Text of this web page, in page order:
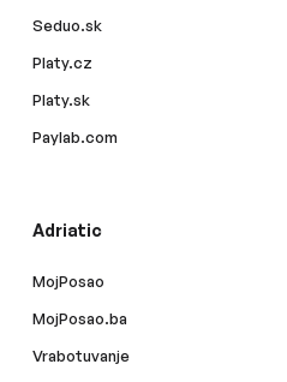
Seduo.sk
Platy.cz
Platy.sk
Paylab.com
Adriatic
MojPosao
MojPosao.ba
Vrabotuvanje